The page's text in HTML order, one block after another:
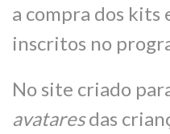
a compra dos kits
inscritos no
No site criado
avataresdas